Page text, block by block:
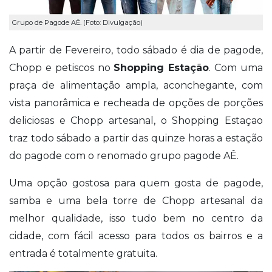
Grupo de Pagode AÊ. (Foto: Divulgação)
A partir de Fevereiro, todo sábado é dia de pagode,
Chopp e petiscos no Shopping Estação. Com uma
praça de alimentação ampla, aconchegante, com
vista panorâmica e recheada de opções de porções
deliciosas e Chopp artesanal, o Shopping Estaçao
traz todo sábado a partir das quinze horas a estação
do pagode com o renomado grupo pagode AÊ.
Uma opção gostosa para quem gosta de pagode,
samba e uma bela torre de Chopp artesanal da
melhor qualidade, isso tudo bem no centro da
cidade, com fácil acesso para todos os bairros e a
entrada é totalmente gratuita.